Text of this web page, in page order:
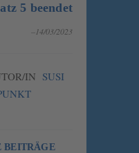
5 beendet
–14/03/2023
IN SUSI
BEITRÄGE